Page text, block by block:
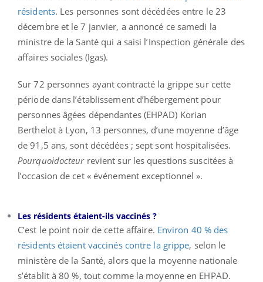
résidents. Les personnes sont décédées entre le 23
décembre et le 7 janvier, a annoncé ce samedi la
ministre de la Santé qui a saisi l’Inspection générale des
affaires sociales (Igas).
Sur 72 personnes ayant contracté la grippe sur cette
période dans l’établissement d’hébergement pour
personnes âgées dépendantes (EHPAD) Korian
Berthelot à Lyon, 13 personnes, d’une moyenne d’âge
de 91,5 ans, sont décédées ; sept sont hospitalisées.
Pourquoidocteurrevient sur les questions suscitées à
l’occasion de cet « événement exceptionnel ».
Les résidents étaient-ils vaccinés ?
C’est le point noir de cette affaire. Environ 40 % des
résidents étaient vaccinés contre la grippe, selon le
ministère de la Santé, alors que la moyenne nationale
s’établit à 80 %, tout comme la moyenne en EHPAD.